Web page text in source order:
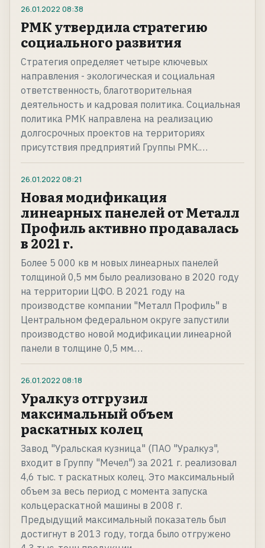
26.01.2022 08:38
РМК утвердила стратегию
социального развития
Стратегия определяет четыре ключевых
направления - экологическая и социальная
ответственность, благотворительная
деятельность и кадровая политика. Социальная
политика РМК направлена на реализацию
долгосрочных проектов на территориях
присутствия предприятий Группы РМК.…
26.01.2022 08:21
Новая модификация
линеарных панелей от Металл
Профиль активно продавалась
в 2021 г.
Более 5 000 кв м новых линеарных панелей
толщиной 0,5 мм было реализовано в 2020 году
на территории ЦФО. В 2021 году на
производстве компании "Металл Профиль" в
Центральном федеральном округе запустили
производство новой модификации линеарной
панели в толщине 0,5 мм.…
26.01.2022 08:18
Уралкуз отгрузил
максимальный объем
раскатных колец
Завод "Уральская кузница" (ПАО "Уралкуз",
входит в Группу "Мечел") за 2021 г. реализовал
4,6 тыс. т раскатных колец. Это максимальный
объем за весь период с момента запуска
кольцераскатной машины в 2008 г.
Предыдущий максимальный показатель был
достигнут в 2013 году, тогда было отгружено